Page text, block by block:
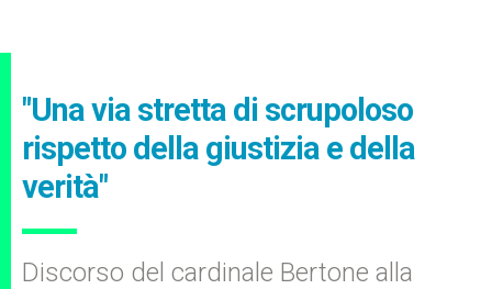
"Una via stretta di scrupoloso
rispetto della giustizia e della
verità"
Discorso del cardinale Bertone alla